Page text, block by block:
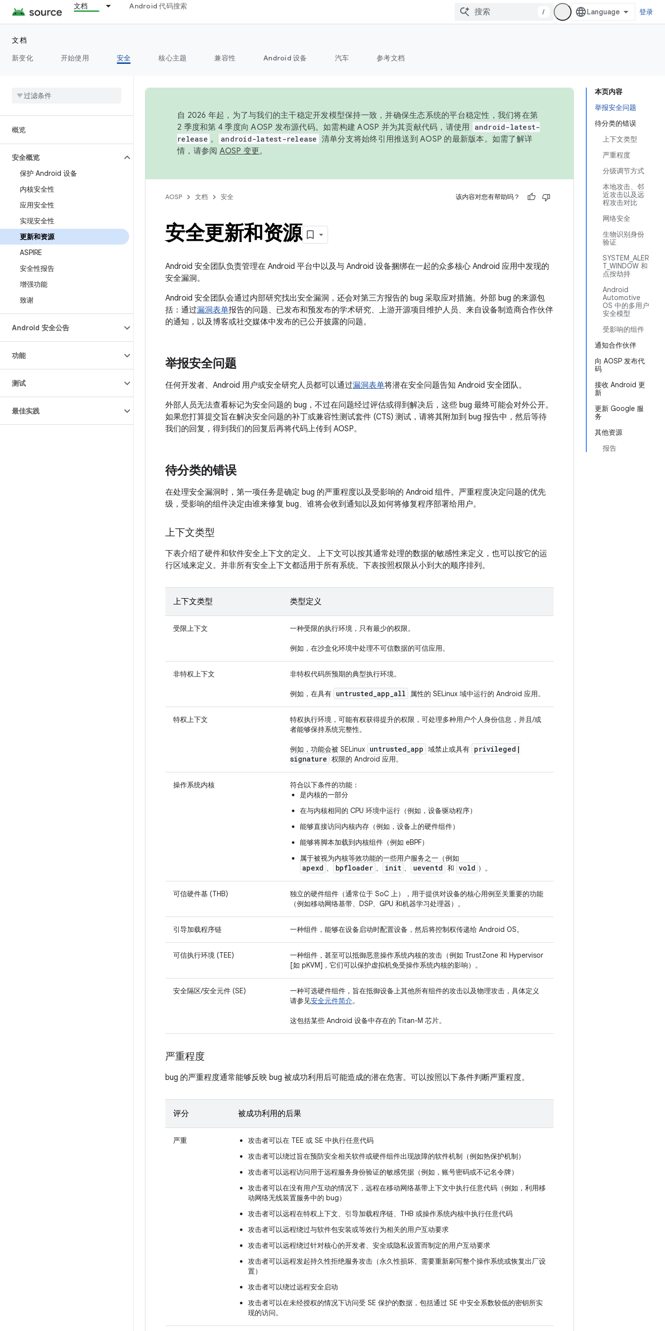
文档 Android 代码搜索
/ 登录
文档
新变化
开始使用 安全 核心主题 兼容性 Android 设备 汽车 参考文档
概览
安全概览
保护 Android 设备
内核安全性
应用安全性
实现安全性
更新和资源
ASPIRE
安全性报告
增强功能
致谢
Android 安全公告
功能
测试
最佳实践
本页内容
举报安全问题
待分类的错误
上下文类型
严重程度
分级调节方式
本地攻击、邻
近攻击以及远
程攻击对比
网络安全
生物识别身份
验证
SYSTEM_ALER
T_WINDOW 和
点按劫持
Android
Automotive
OS 中的多用户
安全模型
受影响的组件
通知合作伙伴
向 AOSP 发布代
码
接收 Android 更
新
更新 Google 服
务
其他资源
报告
自 2026 年起，为了与我们的主干稳定开发模型保持一致，并确保生态系统的平台稳定性，我们将在第
2 季度和第 4 季度向 AOSP 发布源代码。如需构建 AOSP 并为其贡献代码，请使用
android-latest-
release 。 android-latest-release 清单分支将始终引用推送到 AOSP 的最新版本。如需了解详
情，请参阅 AOSP 变更。
AOSP 文档 安全 该内容对您有帮助吗？
安全更新和资源
Android 安全团队负责管理在 Android 平台中以及与 Android 设备捆绑在一起的众多核心 Android 应用中发现的
安全漏洞。
Android 安全团队会通过内部研究找出安全漏洞，还会对第三方报告的 bug 采取应对措施。外部 bug 的来源包
括：通过漏洞表单报告的问题、已发布和预发布的学术研究、上游开源项目维护人员、来自设备制造商合作伙伴
的通知，以及博客或社交媒体中发布的已公开披露的问题。
举报安全问题
任何开发者、Android 用户或安全研究人员都可以通过漏洞表单将潜在安全问题告知 Android 安全团队。
外部人员无法查看标记为安全问题的 bug，不过在问题经过评估或得到解决后，这些 bug 最终可能会对外公开。
如果您打算提交旨在解决安全问题的补丁或兼容性测试套件 (CTS) 测试，请将其附加到 bug 报告中，然后等待
我们的回复，得到我们的回复后再将代码上传到 AOSP。
待分类的错误
在处理安全漏洞时，第一项任务是确定 bug 的严重程度以及受影响的 Android 组件。严重程度决定问题的优先
级，受影响的组件决定由谁来修复 bug、谁将会收到通知以及如何将修复程序部署给用户。
上下文类型
下表介绍了硬件和软件安全上下文的定义。 上下文可以按其通常处理的数据的敏感性来定义，也可以按它的运
行区域来定义。并非所有安全上下文都适用于所有系统。下表按照权限从小到大的顺序排列。
上下文类型 类型定义
受限上下文 一种受限的执行环境，只有最少的权限。
例如，在沙盒化环境中处理不可信数据的可信应用。
非特权上下文 非特权代码所预期的典型执行环境。
例如，在具有 untrusted_app_all 属性的 SELinux 域中运行的 Android 应用。
特权上下文
特权执行环境，可能有权获得提升的权限，可处理多种用户个人身份信息，并且/或
者能够保持系统完整性。
例如，功能会被 SELinux untrusted_app 域禁止或具有 privileged |
signature 权限的 Android 应用。
操作系统内核
符合以下条件的功能：
是内核的一部分
在与内核相同的 CPU 环境中运行（例如，设备驱动程序）
能够直接访问内核内存（例如，设备上的硬件组件）
能够将脚本加载到内核组件（例如 eBPF）
属于被视为内核等效功能的一些用户服务之一（例如
apexd 、 bpfloader 、 init 、 ueventd 和 vold ）。
可信硬件基 (THB)
独立的硬件组件（通常位于 SoC 上），用于提供对设备的核心用例至关重要的功能
（例如移动网络基带、DSP、GPU 和机器学习处理器）。
引导加载程序链 一种组件，能够在设备启动时配置设备，然后将控制权传递给 Android OS。
可信执行环境 (TEE)
一种组件，甚至可以抵御恶意操作系统内核的攻击（例如 TrustZone 和 Hypervisor
[如 pKVM]，它们可以保护虚拟机免受操作系统内核的影响）。
安全隔区/安全元件 (SE)
一种可选硬件组件，旨在抵御设备上其他所有组件的攻击以及物理攻击，具体定义
请参见安全元件简介。
这包括某些 Android 设备中存在的 Titan-M 芯片。
严重程度
bug 的严重程度通常能够反映 bug 被成功利用后可能造成的潜在危害。可以按照以下条件判断严重程度。
评分 被成功利用的后果
严重
攻击者可以在 TEE 或 SE 中执行任意代码
攻击者可以绕过旨在预防安全相关软件或硬件组件出现故障的软件机制（例如热保护机制）
攻击者可以远程访问用于远程服务身份验证的敏感凭据（例如，账号密码或不记名令牌）
攻击者可以在没有用户互动的情况下，远程在移动网络基带上下文中执行任意代码（例如，利用移
动网络无线装置服务中的 bug）
攻击者可以远程在特权上下文、引导加载程序链、THB 或操作系统内核中执行任意代码
攻击者可以远程绕过与软件包安装或等效行为相关的用户互动要求
攻击者可以远程绕过针对核心的开发者、安全或隐私设置而制定的用户互动要求
攻击者可以远程发起持久性拒绝服务攻击（永久性损坏、需要重新刷写整个操作系统或恢复出厂设
置）
攻击者可以绕过远程安全启动
攻击者可以在未经授权的情况下访问受 SE 保护的数据，包括通过 SE 中安全系数较低的密钥所实
现的访问。